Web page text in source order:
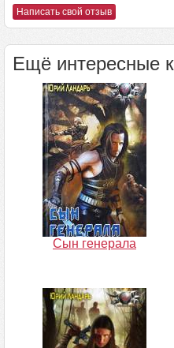
Написать свой отзыв
Ещё интересные
Сын генерала